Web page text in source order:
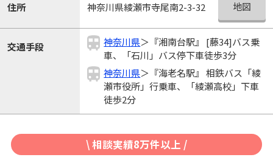
住所 神奈川県綾瀬市寺尾南2-3-32 地図
交通手段 神奈川県＞『湘南台駅』 [藤34]バス乗
車、「石川」バス停下車徒歩3分
神奈川県＞『海老名駅』 相鉄バス「綾
瀬市役所」行乗車、「綾瀬高校」下車
徒歩2分
\ 相談実績8万件以上 /